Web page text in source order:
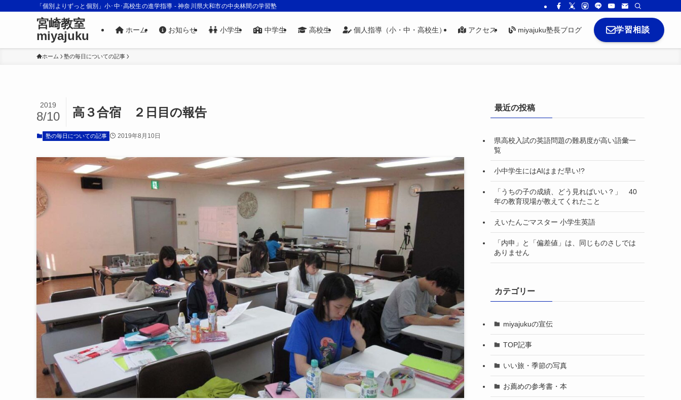
「個別よりずっと個別」小･中･高校生の進学指導 - 神奈川県大和市の中央林間の学習塾
宮崎教室
miyajuku
ホーム お知らせ 小学生 中学生 高校生 個人指導（小・中・高校生） アクセス miyajuku塾長ブログ 学習相談
ホーム 塾の毎日についての記事
高３合宿 ２日目の報告
2019
8/10
塾の毎日についての記事 2019年8月10日
最近の投稿
県高校入試の英語問題の難易度が高い語彙一
覧
小中学生にはAIはまだ早い!?
「うちの子の成績、どう見ればいい？」 40
年の教育現場が教えてくれたこと
えいたんごマスター 小学生英語
「内申」と「偏差値」は、同じものさしでは
ありません
カテゴリー
miyajukuの宣伝
TOP記事
いい旅・季節の写真
お薦めの参考書・本